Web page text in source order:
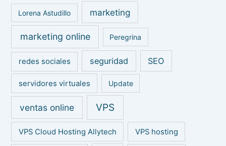
Lorena Astudillo marketing
marketing online Peregrina
redes sociales seguridad SEO
servidores virtuales Update
ventas online VPS
VPS Cloud Hosting Allytech VPS hosting